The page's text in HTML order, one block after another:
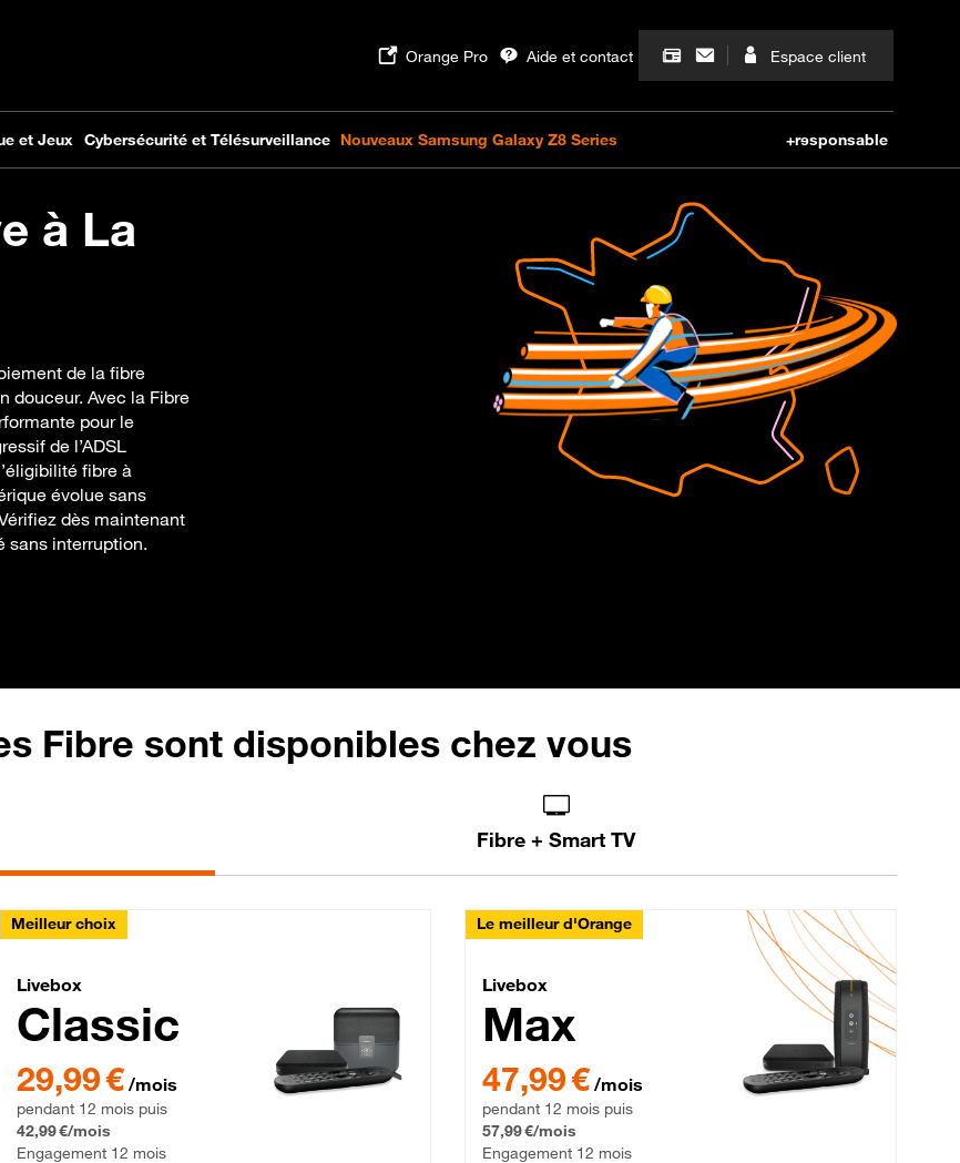
à La
de la fibre
douceur. Avec la Fibre
pour le
de l’ADSL
fibre à
évolue sans
dès maintenant
sans interruption.
Fibre sont disponibles chez vous
Fibre + Smart TV
Fibre
Meilleur choix
Livebox Classic Fibre
Livebox
Classic
29,99 € par mois pendant 12 mois puis 42,99 € par mois, Engagement 12 mois
29,99 € /mois
pendant 12 mois puis
42,99 €/mois
Engagement 12 mois
Le meilleur d'Orange
Livebox Max Fibre
Livebox
Max
47,99 € par mois pendant 12 mois puis 57,99 € par mois,
47,99 € /mois
pendant 12 mois puis
57,99 €/mois
Engagement 12 mois